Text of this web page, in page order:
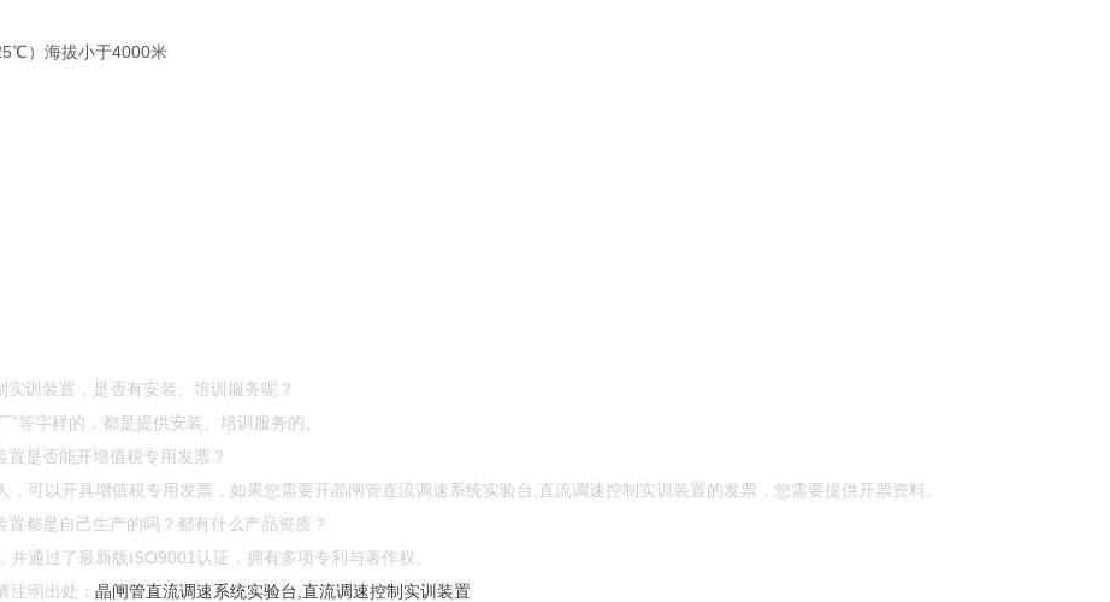
）海拔小于4000米
训装置，是否有安装、培训服务呢？
”等字样的，都是提供安装、培训服务的。
是否能开增值税专用发票？
可以开具增值税专用发票，如果您需要开晶闸管直流调速系统实验台,直流调速控制实训装置的发票，您需要提供开票资料。
都是自己生产的吗？都有什么产品资质？
通过了最新版ISO9001认证，拥有多项专利与著作权。
注明出处：晶闸管直流调速系统实验台,直流调速控制实训装置